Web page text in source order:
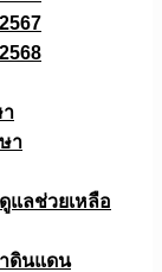
า
แลช่วยเหลือ
ดินแดน